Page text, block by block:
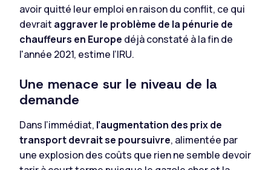
avoir quitté leur emploi en raison du conflit, ce qui
devrait aggraver le problème de la pénurie de
chauffeurs en Europe déjà constaté à la fin de
l'année 2021, estime l’IRU.
Une menace sur le niveau de la
demande
Dans l’immédiat, l’augmentation des prix de
transport devrait se poursuivre, alimentée par
une explosion des coûts que rien ne semble devoir